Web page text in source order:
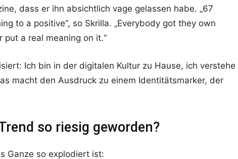
dass er ihn absichtlich vage gelassen habe. „67
to a positive“, so Skrilla. „Everybody got they own
put a real meaning on it.“
Ich bin in der digitalen Kultur zu Hause, ich verstehe
macht den Ausdruck zu einem Identitätsmarker, der
so riesig geworden?
Ganze so explodiert ist: